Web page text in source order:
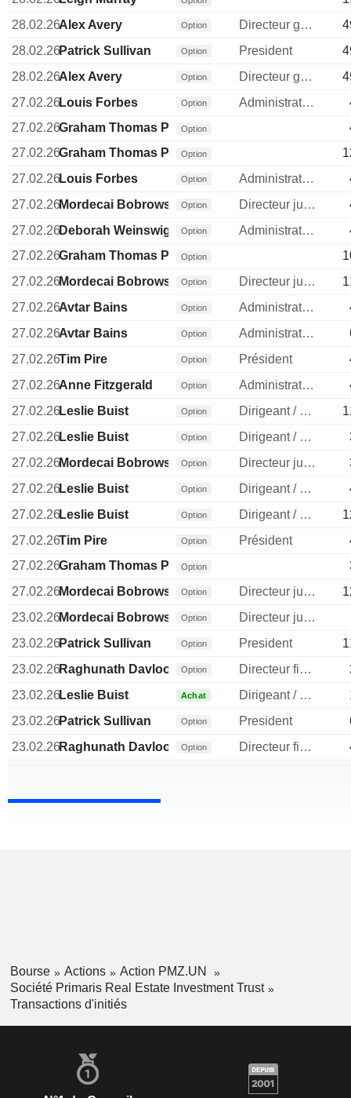
28.02.26Alex Avery Option Directeur general
28.02.26Patrick Sullivan Option President
28.02.26Alex Avery Option Directeur general
27.02.26Louis Forbes Option Administrateur
27.02.26Graham Thomas Procter
Option
27.02.26Graham Thomas Procter
Option
27.02.26Louis Forbes Option Administrateur
27.02.26Mordecai BobrowskyOption Directeur juridique
27.02.26Deborah Weinswig Option Administrateur
27.02.26Graham Thomas Procter
Option
27.02.26Mordecai BobrowskyOption Directeur juridique
27.02.26Avtar Bains Option Administrateur
27.02.26Avtar Bains Option Administrateur
27.02.26Tim Pire Option Président
27.02.26Anne Fitzgerald Option Administrateur
27.02.26Leslie Buist Option Dirigeant / cadre principal
27.02.26Leslie Buist Option Dirigeant / cadre principal
27.02.26Mordecai BobrowskyOption Directeur juridique
27.02.26Leslie Buist Option Dirigeant / cadre principal
27.02.26Leslie Buist Option Dirigeant / cadre principal
27.02.26Tim Pire Option Président
27.02.26Graham Thomas Procter
Option
27.02.26Mordecai BobrowskyOption Directeur juridique
23.02.26Mordecai BobrowskyOption
Directeur juridique
23.02.26Patrick Sullivan Option President
23.02.26Raghunath Davloor Option Directeur financier
23.02.26Leslie Buist Achat Dirigeant / cadre principal
23.02.26Patrick Sullivan Option President
23.02.26Raghunath Davloor Option Directeur financier
Bourse Actions
Action PMZ.UN
Société Primaris Real Estate Investment Trust
Transactions d'initiés